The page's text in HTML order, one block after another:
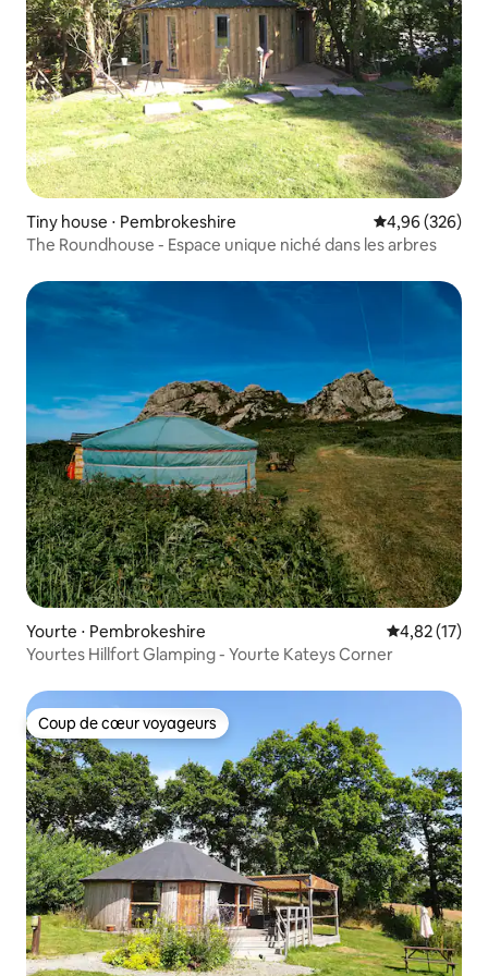
Tiny house ⋅ Pembrokeshire Évaluation
4,96 (326)
The Roundhouse - Espace unique niché dans les arbres
Yourte ⋅ Pembrokeshire Évaluation
4,82 (17)
Yourtes Hillfort Glamping - Yourte Kateys Corner
Coup de cœur voyageurs
Coup de cœur voyageurs